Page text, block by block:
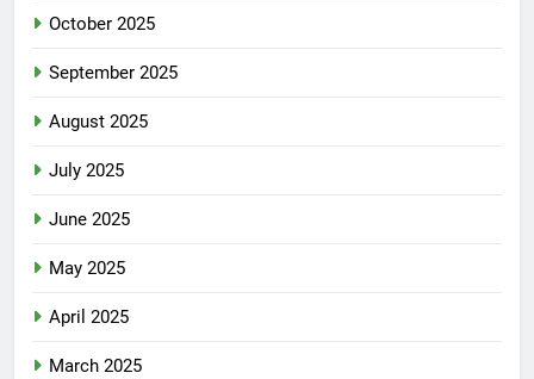
October 2025
September 2025
August 2025
July 2025
June 2025
May 2025
April 2025
March 2025